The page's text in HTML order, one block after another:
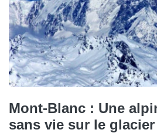
Mont-Blanc : Une
sans vie sur le